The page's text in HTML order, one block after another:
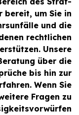
bereit, um Sie in
und die
rechtlichen
Unsere
über die
bis hin zur
Wenn Sie
Fragen zu